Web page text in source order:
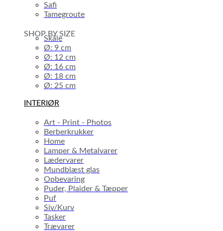
Safi
Tamegroute
SHOP BY SIZE
Skåle
Ø: 9 cm
Ø: 12 cm
Ø: 16 cm
Ø: 18 cm
Ø: 25 cm
INTERIØR
Art - Print - Photos
Berberkrukker
Home
Lamper & Metalvarer
Lædervarer
Mundblæst glas
Opbevaring
Puder, Plaider & Tæpper
Puf
Siv/Kurv
Tasker
Trævarer